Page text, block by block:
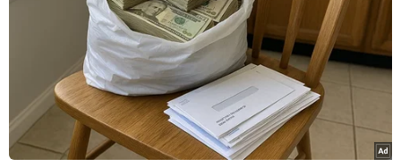
vực Nam Tây Nguyên và Nam Bộ mưa vừa, có nơi
mưa to đến rất to và dông, đề phòng nguy cơ xảy
ra lũ cục bộ, lũ quét và sạt lở đất.